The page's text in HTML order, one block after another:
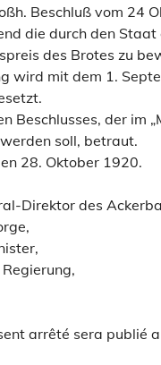
Beschluß vom 24
die durch den Staat
des Brotes zu
wird mit dem 1.
Beschlusses, der im
soll, betraut.
28. Oktober 1920.
Direktor des
arrêté sera publié